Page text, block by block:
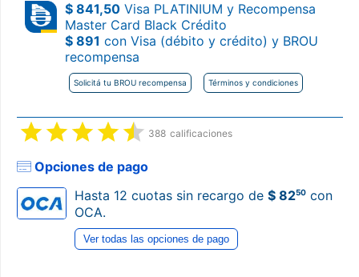
$ 841,50 Visa PLATINIUM y Recompensa
Master Card Black Crédito
$ 891 con Visa (débito y crédito) y BROU
recompensa
Solicitá tu BROU recompensa Términos y condiciones
388 calificaciones
Opciones de pago
Hasta 12 cuotas sin recargo de $ 8250 con
OCA.
Ver todas las opciones de pago